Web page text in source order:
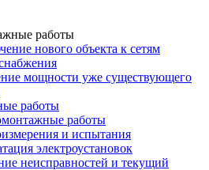
работы
нового объекта к сетям
мощности уже существующего
работы
работы
и испытания
электроустановок
неисправностей и текущий